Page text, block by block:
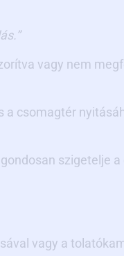
vagy nem
a csomagtér
szigetelje
vagy a